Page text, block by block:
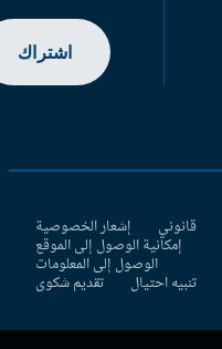
اشتراك
قانوني إشعار الخصوصية
إمكانية الوصول إلى الموقع
الوصول إلى المعلومات
تنبيه احتيال تقديم شكوى